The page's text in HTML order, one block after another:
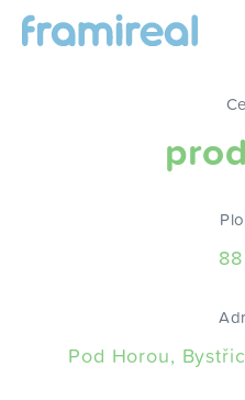
Pod Horou,